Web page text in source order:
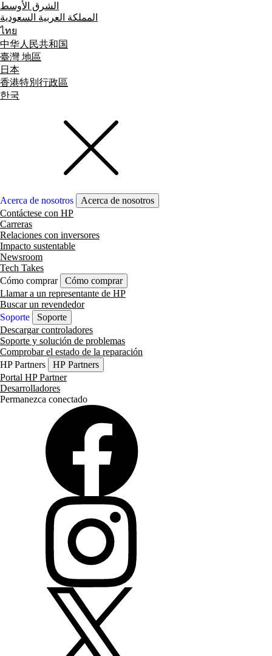
الشرق الأوسط
المملكة العربية السعودية
ไทย
中华人民共和国
臺灣 地區
日本
香港特別行政區
한국
Acerca de nosotros
Acerca de nosotros
Contáctese con HP
Carreras
Relaciones con inversores
Impacto sustentable
Newsroom
Tech Takes
Cómo comprar
Cómo comprar
Llamar a un representante de HP
Buscar un revendedor
Soporte
Soporte
Descargar controladores
Soporte y solución de problemas
Comprobar el estado de la reparación
HP Partners
HP Partners
Portal HP Partner
Desarrolladores
Permanezca conectado